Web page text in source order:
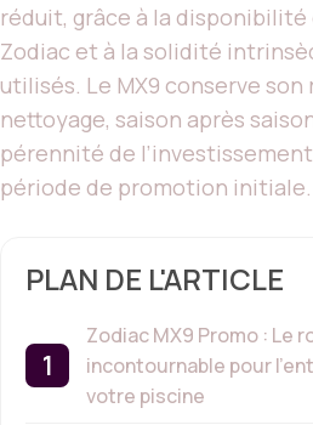
réduit, grâce à la
Zodiac et à la solidité
utilisés. Le MX9 conserve
nettoyage, saison après
pérennité de
période de promotion initiale.
PLAN DE L'ARTICLE
Zodiac MX9 Promo : Le
incontournable pour
votre piscine